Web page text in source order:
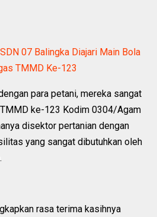
07 Balingka Diajari Main Bola
TMMD Ke-123
para petani, mereka sangat
ke-123 Kodim 0304/Agam
disektor pertanian dengan
yang sangat dibutuhkan oleh
rasa terima kasihnya